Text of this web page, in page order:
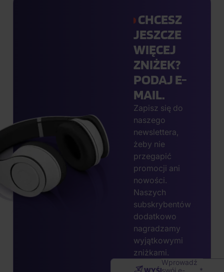
CHCESZ
JESZCZE
WIĘCEJ
ZNIŻEK?
PODAJ E-
MAIL.
Zapisz się do
naszego
newslettera,
żeby nie
przegapić
promocji ani
nowości.
Naszych
subskrybentów
dodatkowo
nagradzamy
wyjątkowymi
zniżkami.
Wprowadź